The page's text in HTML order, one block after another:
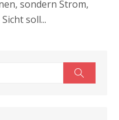
sondern Strom,
soll...